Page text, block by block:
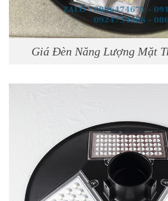
Giá Đèn Năng Lượng Mặt